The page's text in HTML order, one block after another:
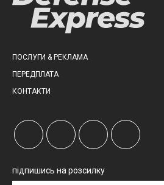
ПОСЛУГИ & РЕКЛАМА
ПЕРЕДПЛАТА
КОНТАКТИ
підпишись на розсилку